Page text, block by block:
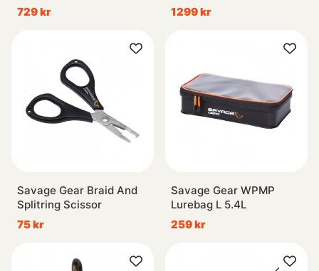
729 kr
1299 kr
Savage Gear Braid And
Splitring Scissor
75 kr
Savage Gear WPMP
Lurebag L 5.4L
259 kr